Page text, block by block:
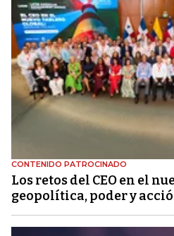
CONTENIDO PATROCINADO
Los retos del CEO en el
geopolítica, poder y